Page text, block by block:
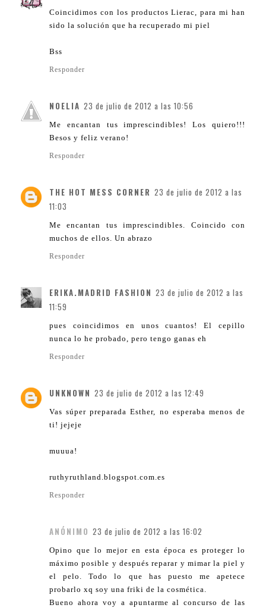
Coincidimos con los productos Lierac, para mi han
sido la solución que ha recuperado mi piel
Bss
Responder
NOELIA 23 de julio de 2012 a las 10:56
Me encantan tus imprescindibles! Los quiero!!!
Besos y feliz verano!
Responder
THE HOT MESS CORNER 23 de julio de 2012 a las
11:03
Me encantan tus imprescindibles. Coincido con
muchos de ellos. Un abrazo
Responder
ERIKA.MADRID FASHION 23 de julio de 2012 a las
11:59
pues coincidimos en unos cuantos! El cepillo
nunca lo he probado, pero tengo ganas eh
Responder
UNKNOWN 23 de julio de 2012 a las 12:49
Vas súper preparada Esther, no esperaba menos de
ti! jejeje
muuua!
ruthyruthland.blogspot.com.es
Responder
ANÓNIMO 23 de julio de 2012 a las 16:02
Opino que lo mejor en esta época es proteger lo
máximo posible y después reparar y mimar la piel y
el pelo. Todo lo que has puesto me apetece
probarlo xq soy una friki de la cosmética.
Bueno ahora voy a apuntarme al concurso de las